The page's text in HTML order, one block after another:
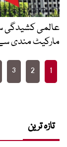
عالمی کشیدگی
مارکیٹ مندی
Posts
pagination
1
2
3
تازہ ترین